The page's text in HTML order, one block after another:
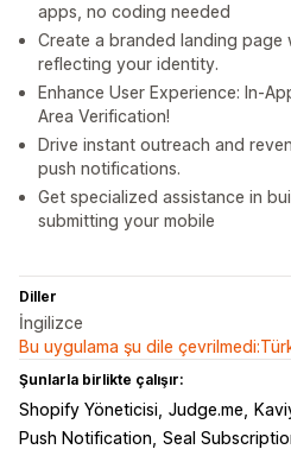
apps, no coding needed
Create a branded landing page
reflecting your identity.
Enhance User Experience: In-
Area Verification!
Drive instant outreach and
push notifications.
Get specialized assistance in
submitting your mobile
Diller
İngilizce
Bu uygulama şu dile
Şunlarla birlikte çalışır:
Shopify Yöneticisi Judge.me
Push Notification Seal